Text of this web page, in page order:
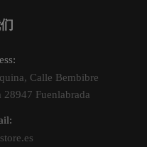
Calle Bembibre
28947 Fuenlabrada